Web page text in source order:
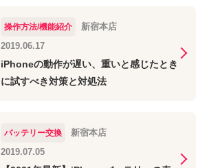
操作方法/機能紹介
新宿本店
2019.06.17
iPhoneの動作が遅い、重いと感じたとき
に試すべき対策と対処法
バッテリー交換
新宿本店
2019.07.05